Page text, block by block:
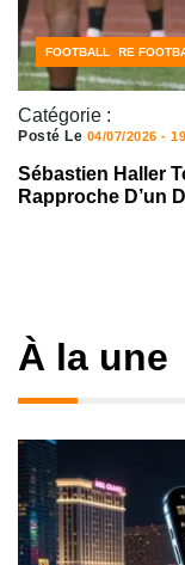
Catégorie :
CÔTE D'IVOIRE
FOOTBALL
Posté Le 04/07/2026 -
Sébastien Haller
Rapproche D’un
À la une